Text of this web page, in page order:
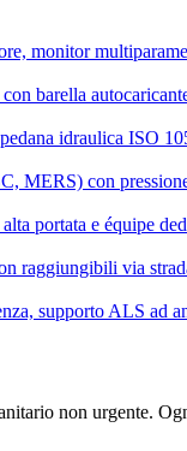
monitor
barella
idraulica ISO
MERS) con
portata e équipe
raggiungibili via
supporto ALS ad
non urgente.